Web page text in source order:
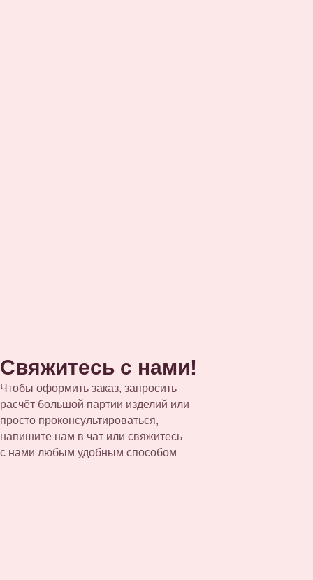
Свяжитесь с нами!
Чтобы оформить заказ, запросить
расчёт большой партии изделий или
просто проконсультироваться,
напишите нам в чат или свяжитесь
с нами любым удобным способом